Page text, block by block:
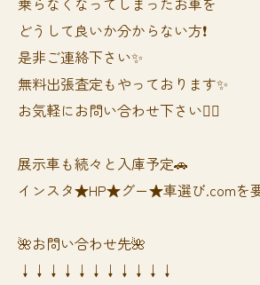
どうして良いか分からない方❗️
是非ご連絡下さい✨
無料出張査定もやっております✨
お気軽にお問い合わせ下さい🙆‍♀️
展示車も続々と入庫予定🚗
インスタ★HP★グー★車選び.comを
🌺お問い合わせ先🌺
↓↓↓↓↓↓↓↓↓↓↓